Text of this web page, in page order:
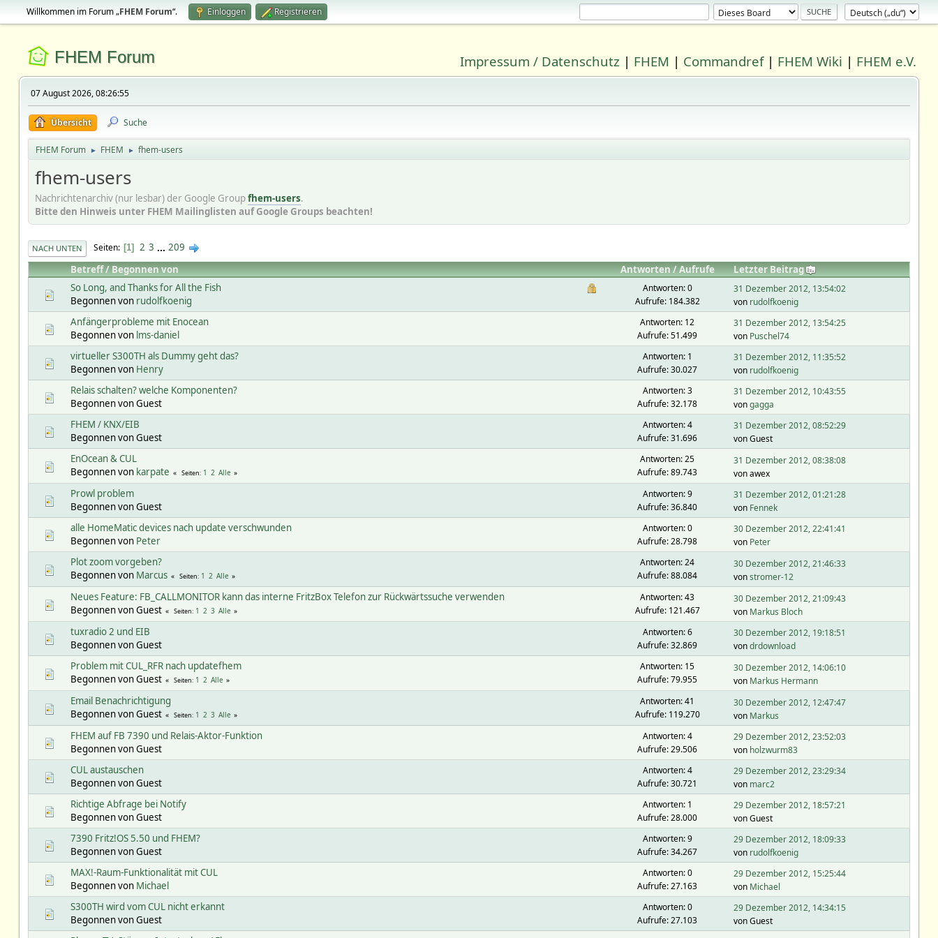
Willkommen im Forum „FHEM Forum“. Einloggen Registrieren
FHEM Forum Impressum / Datenschutz | FHEM | Commandref| FHEM Wiki | FHEM e.V.
07 August 2026, 08:26:55
Übersicht Suche
FHEM Forum ► FHEM ► fhem-users
fhem-users
Nachrichtenarchiv (nur lesbar) der Google Groupfhem-users.
Bitte den Hinweis unter FHEM Mailinglisten auf Google Groups beachten!
NACH UNTEN Seiten 1 2 3 ... 209
Betreff/Begonnen von Antworten/Aufrufe
Letzter Beitrag
So Long, and Thanks for All the Fish
Begonnen von rudolfkoenig
Antworten: 0
Aufrufe: 184.382
31 Dezember 2012, 13:54:02
von rudolfkoenig
Anfängerprobleme mit Enocean
Begonnen von lms-daniel
Antworten: 12
Aufrufe: 51.499
31 Dezember 2012, 13:54:25
von Puschel74
virtueller S300TH als Dummy geht das?
Begonnen von Henry
Antworten: 1
Aufrufe: 30.027
31 Dezember 2012, 11:35:52
von rudolfkoenig
Relais schalten? welche Komponenten?
Begonnen von Guest
Antworten: 3
Aufrufe: 32.178
31 Dezember 2012, 10:43:55
vongagga
FHEM / KNX/EIB
Begonnen von Guest
Antworten: 4
Aufrufe: 31.696
31 Dezember 2012, 08:52:29
von Guest
EnOcean & CUL
Begonnen von karpate Seiten 1 2 Alle
Antworten: 25
Aufrufe: 89.743
31 Dezember 2012, 08:38:08
von awex
Prowl problem
Begonnen von Guest
Antworten: 9
Aufrufe: 36.840
31 Dezember 2012, 01:21:28
von Fennek
alle HomeMatic devices nach update verschwunden
Begonnen von Peter
Antworten: 0
Aufrufe: 28.798
30 Dezember 2012, 22:41:41
von Peter
Plot zoom vorgeben?
Begonnen von Marcus Seiten 1 2 Alle
Antworten: 24
Aufrufe: 88.084
30 Dezember 2012, 21:46:33
vonstromer-12
Neues Feature: FB_CALLMONITOR kann das interne FritzBox Telefon zur Rückwärtssuche verwenden
Begonnen von Guest
Seiten 1 2 3 Alle
Antworten: 43
Aufrufe: 121.467
30 Dezember 2012, 21:09:43
von Markus Bloch
tuxradio 2 und EIB
Begonnen von Guest
Antworten: 6
Aufrufe: 32.869
30 Dezember 2012, 19:18:51
vondrdownload
Problem mit CUL_RFR nach updatefhem
Begonnen von Guest
Seiten 1 2 Alle
Antworten: 15
Aufrufe: 79.955
30 Dezember 2012, 14:06:10
von Markus Hermann
Email Benachrichtigung
Begonnen von Guest
Seiten 1 2 3 Alle
Antworten: 41
Aufrufe: 119.270
30 Dezember 2012, 12:47:47
von Markus
FHEM auf FB 7390 und Relais-Aktor-Funktion
Begonnen von Guest
Antworten: 4
Aufrufe: 29.506
29 Dezember 2012, 23:52:03
von holzwurm83
CUL austauschen
Begonnen von Guest
Antworten: 4
Aufrufe: 30.721
29 Dezember 2012, 23:29:34
von marc2
Richtige Abfrage bei Notify
Begonnen von Guest
Antworten: 1
Aufrufe: 28.000
29 Dezember 2012, 18:57:21
von Guest
7390 Fritz!OS 5.50 und FHEM?
Begonnen von Guest
Antworten: 9
Aufrufe: 34.267
29 Dezember 2012, 18:09:33
von rudolfkoenig
MAX!-Raum-Funktionalität mit CUL
Begonnen von Michael
Antworten: 0
Aufrufe: 27.163
29 Dezember 2012, 15:25:44
von Michael
S300TH wird vom CUL nicht erkannt
Begonnen von Guest
Antworten: 0
Aufrufe: 27.103
29 Dezember 2012, 14:34:15
von Guest